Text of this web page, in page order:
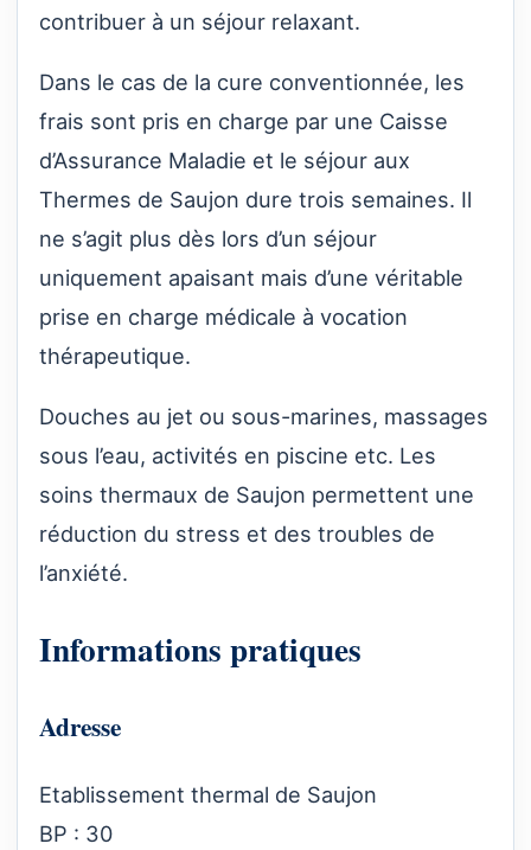
contribuer à un séjour relaxant.
Dans le cas de la cure conventionnée, les
frais sont pris en charge par une Caisse
d’Assurance Maladie et le séjour aux
Thermes de Saujon dure trois semaines. Il
ne s’agit plus dès lors d’un séjour
uniquement apaisant mais d’une véritable
prise en charge médicale à vocation
thérapeutique.
Douches au jet ou sous-marines, massages
sous l’eau, activités en piscine etc. Les
soins thermaux de Saujon permettent une
réduction du stress et des troubles de
l’anxiété.
Informations pratiques
Adresse
Etablissement thermal de Saujon
BP : 30